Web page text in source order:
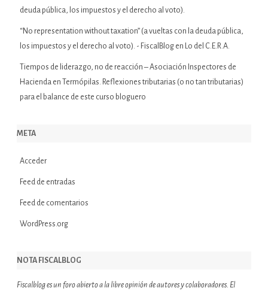
deuda pública, los impuestos y el derecho al voto).
“No representation without taxation” (a vueltas con la deuda pública,
los impuestos y el derecho al voto). - FiscalBlog en Lo del C.E.R.A.
Tiempos de liderazgo, no de reacción – Asociación Inspectores de
Hacienda en
Termópilas. Reflexiones tributarias (o no tan tributarias)
para el balance de este curso bloguero
META
Acceder
Feed de entradas
Feed de comentarios
WordPress.org
NOTA FISCALBLOG
Fiscalblog es un foro abierto a la libre opinión de autores y colaboradores. El